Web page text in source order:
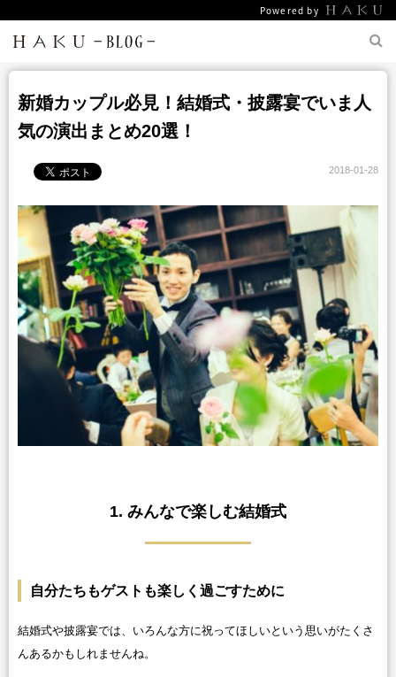
Powered by
新婚カップル必見！結婚式・披露宴でいま人
気の演出まとめ20選！
2018-01-28
1. みんなで楽しむ結婚式
自分たちもゲストも楽しく過ごすために
結婚式や披露宴では、いろんな方に祝ってほしいという思いがたくさ
んあるかもしれませんね。